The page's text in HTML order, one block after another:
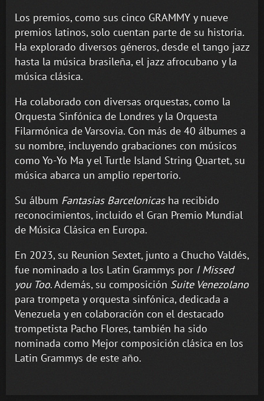
Los premios, como sus cinco GRAMMY y nueve
premios latinos, solo cuentan parte de su historia.
Ha explorado diversos géneros, desde el tango jazz
hasta la música brasileña, el jazz afrocubano y la
música clásica.
Ha colaborado con diversas orquestas, como la
Orquesta Sinfónica de Londres y la Orquesta
Filarmónica de Varsovia. Con más de 40 álbumes a
su nombre, incluyendo grabaciones con músicos
como Yo-Yo Ma y el Turtle Island String Quartet, su
música abarca un amplio repertorio.
Su álbum Fantasias Barcelonicasha recibido
reconocimientos, incluido el Gran Premio Mundial
de Música Clásica en Europa.
En 2023, su Reunion Sextet, junto a Chucho Valdés,
fue nominado a los Latin Grammys por I Missed
you Too. Además, su composición Suite Venezolano
para trompeta y orquesta sinfónica, dedicada a
Venezuela y en colaboración con el destacado
trompetista Pacho Flores, también ha sido
nominada como Mejor composición clásica en los
Latin Grammys de este año.